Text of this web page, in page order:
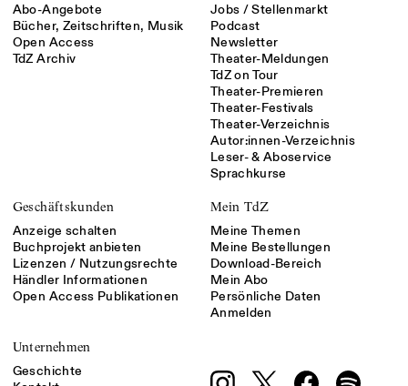
Abo-Angebote
Bücher, Zeitschriften, Musik
Open Access
TdZ Archiv
Jobs / Stellenmarkt
Podcast
Newsletter
Theater-Meldungen
TdZ on Tour
Theater-Premieren
Theater-Festivals
Theater-Verzeichnis
Autor:innen-Verzeichnis
Leser- & Aboservice
Sprachkurse
Geschäftskunden
Anzeige schalten
Buchprojekt anbieten
Lizenzen / Nutzungsrechte
Händler Informationen
Open Access Publikationen
Mein TdZ
Meine Themen
Meine Bestellungen
Download-Bereich
Mein Abo
Persönliche Daten
Anmelden
Unternehmen
Geschichte